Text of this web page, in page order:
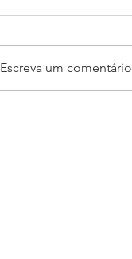
Escreva um comentário